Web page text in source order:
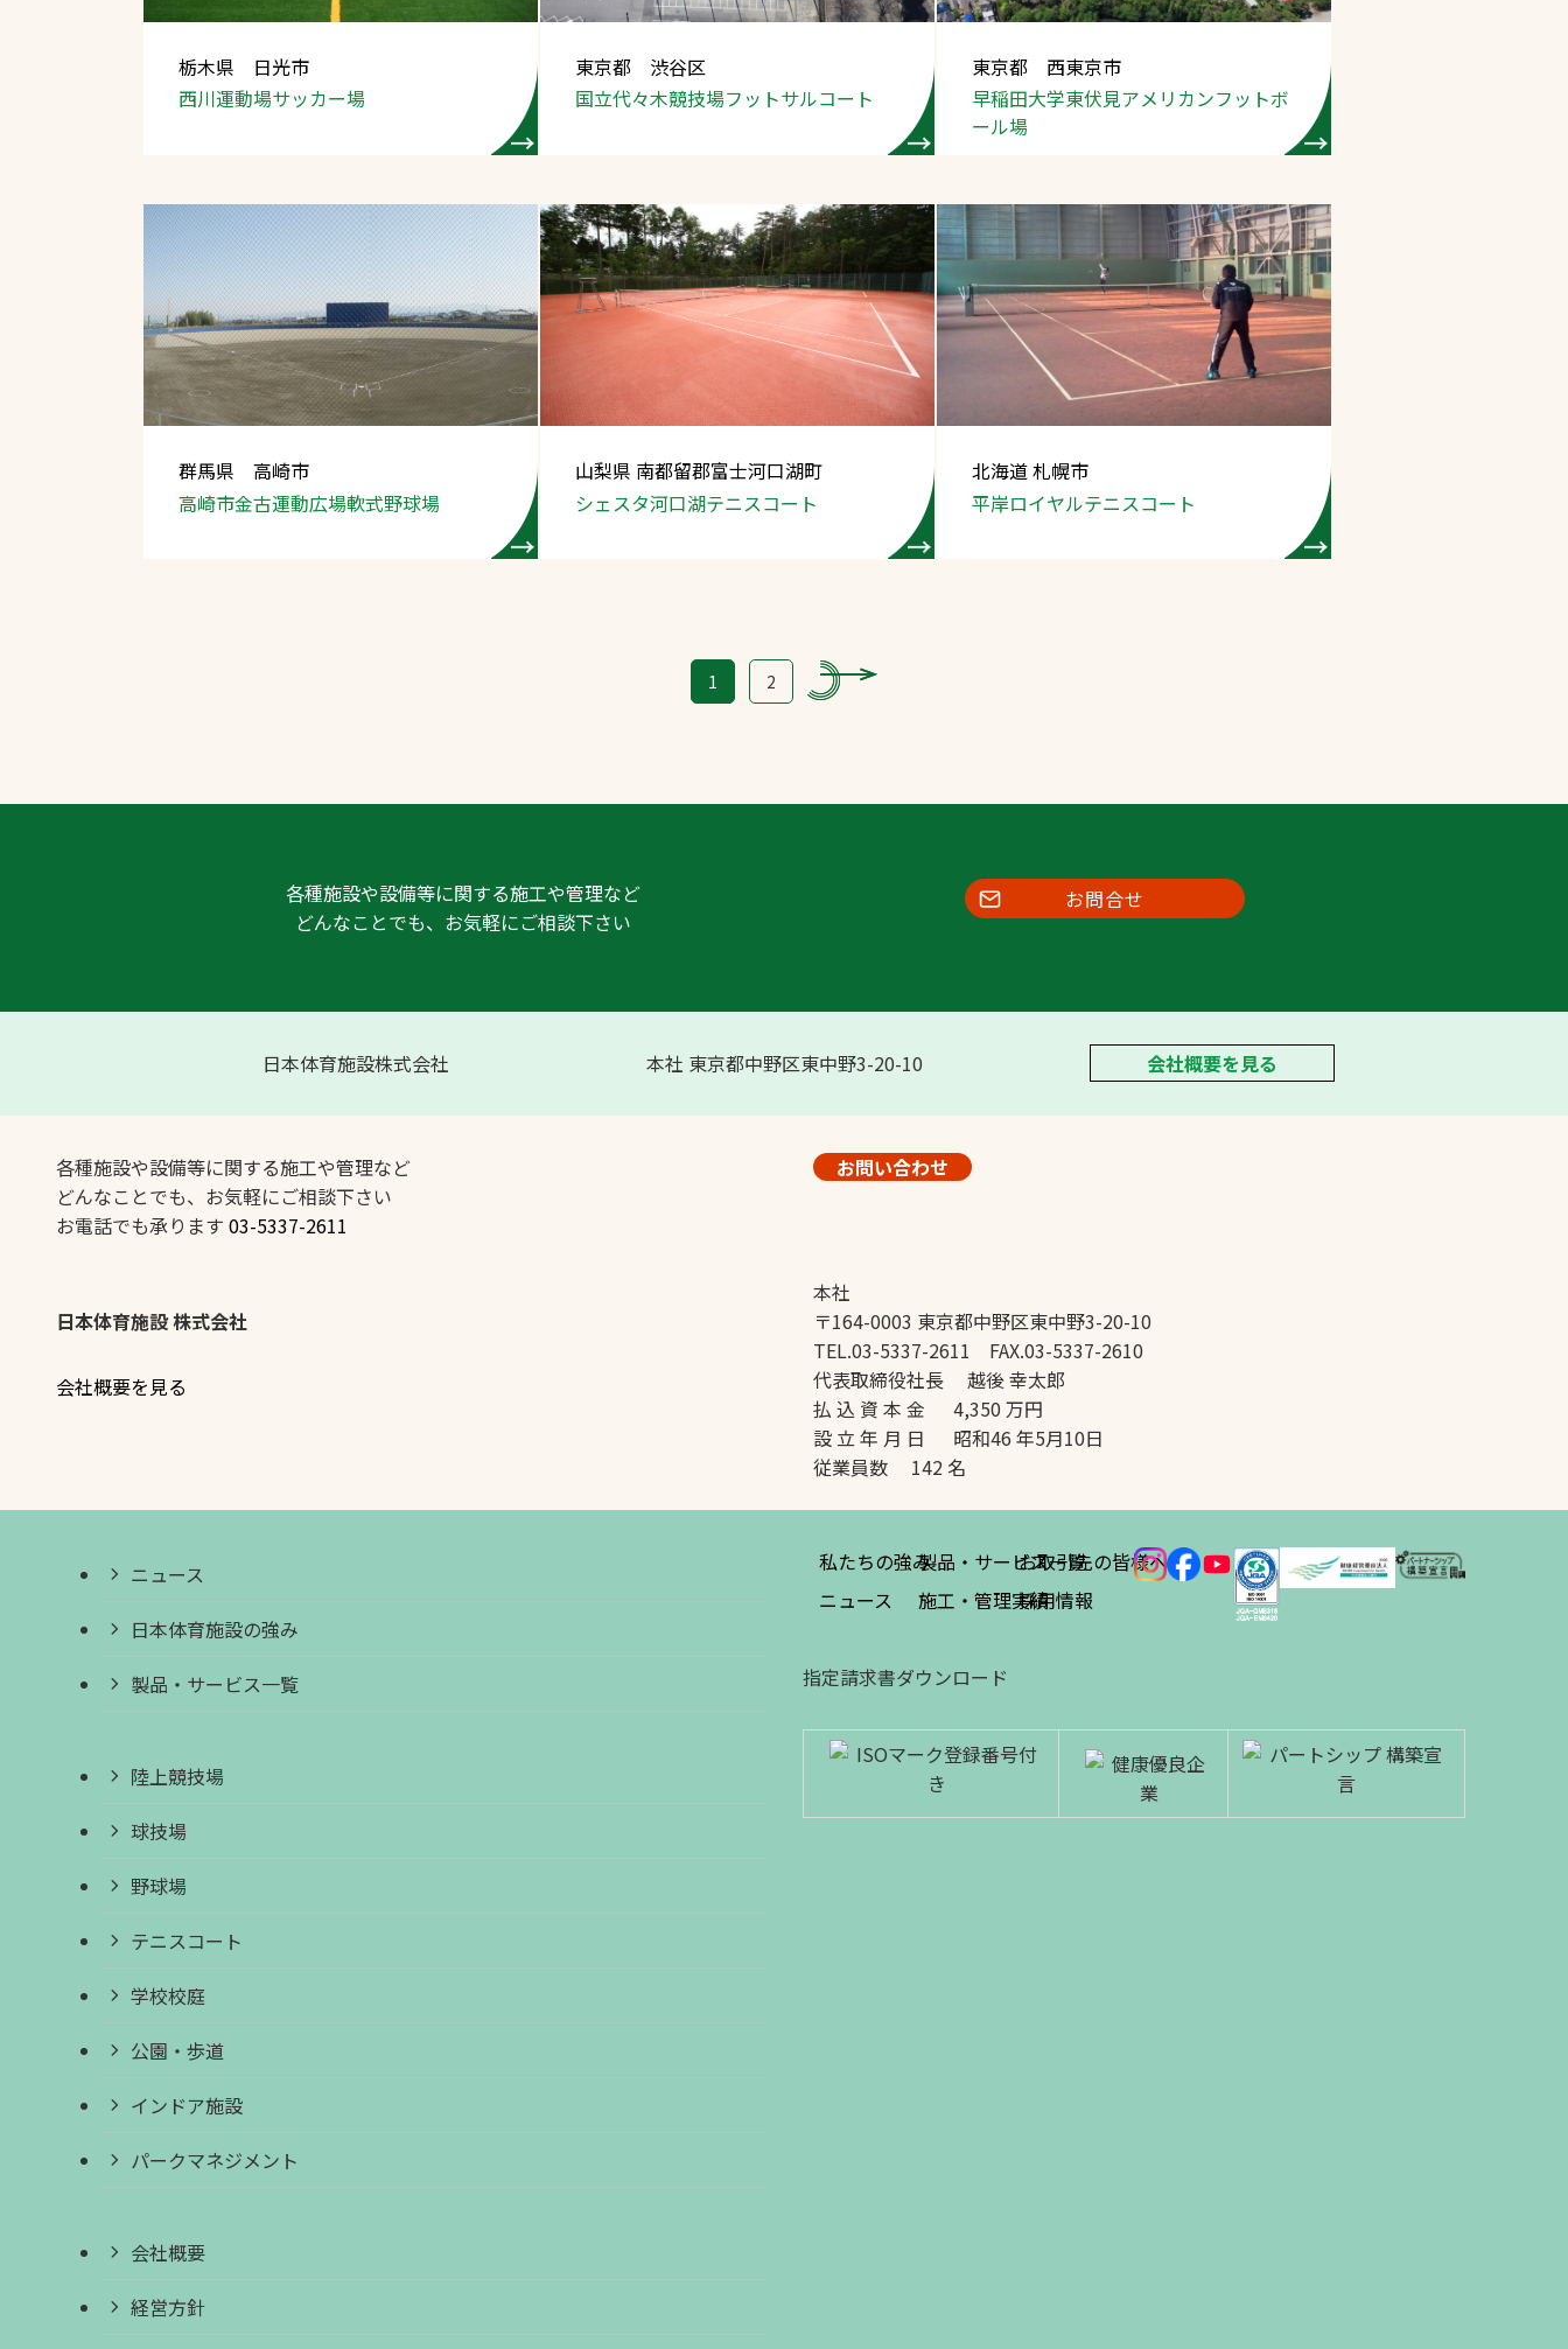
栃木県 日光市
西川運動場サッカー場
東京都 渋谷区
国立代々木競技場フットサルコート
東京都 西東京市
早稲田大学東伏見アメリカンフットボ
ール場
群馬県 高崎市
高崎市金古運動広場軟式野球場
山梨県 南都留郡富士河口湖町
シェスタ河口湖テニスコート
北海道 札幌市
平岸ロイヤルテニスコート
1 2
各種施設や設備等に関する施工や管理など
どんなことでも、お気軽にご相談下さい
お問合せ
日本体育施設株式会社 本社 東京都中野区東中野3-20-10 会社概要を見る
各種施設や設備等に関する施工や管理など
どんなことでも、お気軽にご相談下さい
お電話でも承ります 03-5337-2611
お問い合わせ
日本体育施設 株式会社
会社概要を見る
本社
〒164-0003 東京都中野区東中野3-20-10
TEL.03-5337-2611 FAX.03-5337-2610
代表取締役社長 越後 幸太郎
払 込 資 本 金 4,350 万円
設 立 年 月 日 昭和46 年5月10日
従業員数 142 名
ニュース
日本体育施設の強み
製品・サービス一覧
陸上競技場
球技場
野球場
テニスコート
学校校庭
公園・歩道
インドア施設
パークマネジメント
会社概要
経営方針
私たちの強み
ニュース
製品・サービス一覧
施工・管理実績
お取引先の皆様へ
採用情報
指定請求書ダウンロード